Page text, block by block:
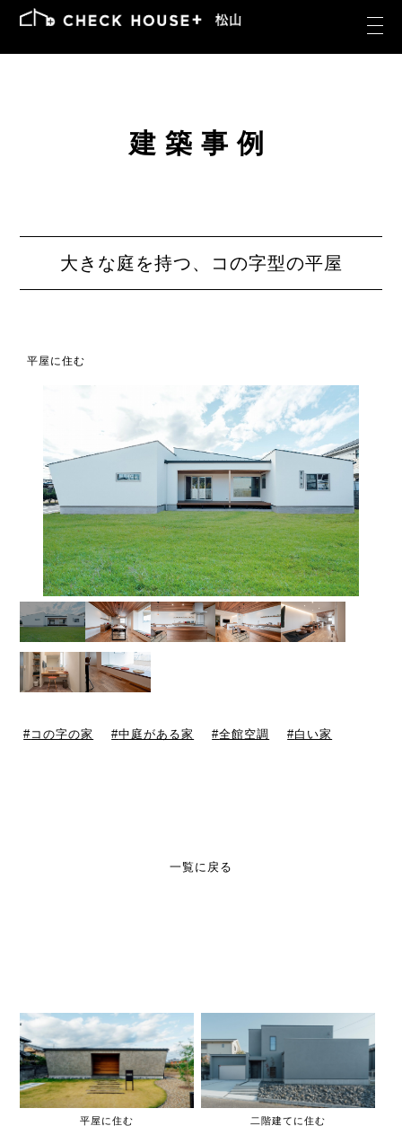
建築事例
大きな庭を持つ、コの字型の平屋
平屋に住む
コの字の家 中庭がある家 全館空調 白い家
一覧に戻る
平屋に住む 二階建てに住む